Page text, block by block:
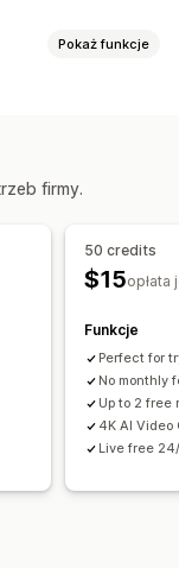
Pokaż funkcje
firmy.
50 credits
$15opłata
Funkcje
Perfect for
No monthly
Up to 2 free
4K AI Video
Live free